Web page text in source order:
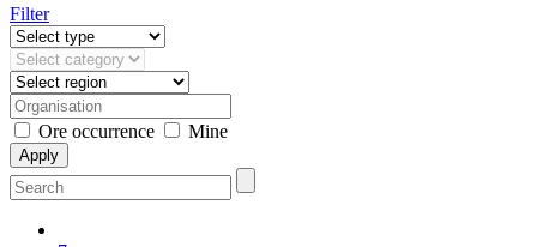
Filter
Ore occurrence Mine